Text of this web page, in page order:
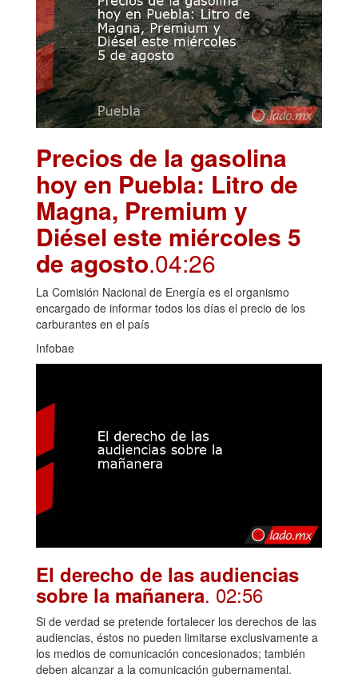
Precios de la gasolina
hoy en Puebla: Litro de
Magna, Premium y
Diésel este miércoles 5
de agosto.04:26
La Comisión Nacional de Energía es el organismo
encargado de informar todos los días el precio de los
carburantes en el país
Infobae
El derecho de las audiencias
sobre la mañanera. 02:56
Si de verdad se pretende fortalecer los derechos de las
audiencias, éstos no pueden limitarse exclusivamente a
los medios de comunicación concesionados; también
deben alcanzar a la comunicación gubernamental.